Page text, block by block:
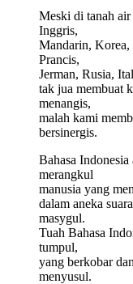
Meski di tanah air
Inggris,
Mandarin, Korea,
Prancis,
Jerman, Rusia,
tak jua membuat
menangis,
malah kami
bersinergis.
Bahasa
merangkul
manusia yang
dalam aneka
masygul.
Tuah Bahasa
tumpul,
yang berkobar
menyusul.